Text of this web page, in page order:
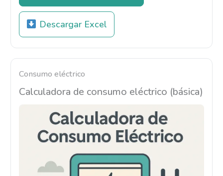
Descargar Excel
Consumo eléctrico
Calculadora de consumo eléctrico (básica)